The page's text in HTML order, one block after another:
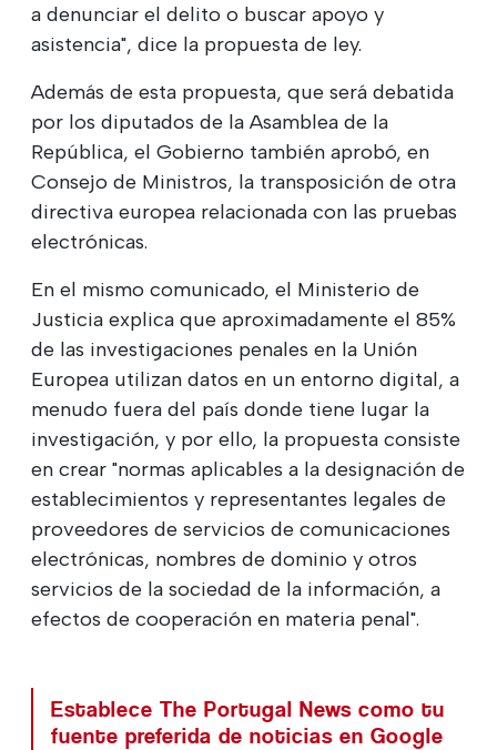
a denunciar el delito o buscar apoyo y
asistencia", dice la propuesta de ley.
Además de esta propuesta, que será debatida
por los diputados de la Asamblea de la
República, el Gobierno también aprobó, en
Consejo de Ministros, la transposición de otra
directiva europea relacionada con las pruebas
electrónicas.
En el mismo comunicado, el Ministerio de
Justicia explica que aproximadamente el 85%
de las investigaciones penales en la Unión
Europea utilizan datos en un entorno digital, a
menudo fuera del país donde tiene lugar la
investigación, y por ello, la propuesta consiste
en crear "normas aplicables a la designación de
establecimientos y representantes legales de
proveedores de servicios de comunicaciones
electrónicas, nombres de dominio y otros
servicios de la sociedad de la información, a
efectos de cooperación en materia penal".
Establece The Portugal News como tu
fuente preferida de noticias en Google